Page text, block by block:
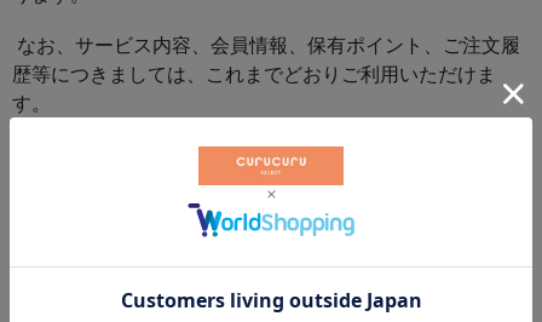
なお、サービス内容、会員情報、保有ポイント、ご注文履
歴等につきましては、これまでどおりご利用いただけま
す。
お届けできるよう、スタッフ一同努めてまいります。
今後ともCURUCURUをご愛顧くださいますようお願い申
一覧にもどる